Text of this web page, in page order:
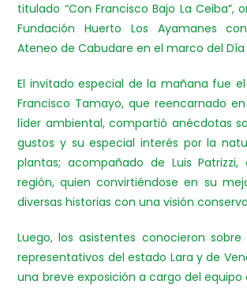
titulado “Con Francisco Bajo La Ceiba”,
Fundación Huerto Los Ayamanes
Ateneo de Cabudare en el marco del Día
El invitado especial de la mañana fue
Francisco Tamayo, que reencarnado
líder ambiental, compartió anécdotas
gustos y su especial interés por la
plantas; acompañado de Luis
región, quien convirtiéndose en su
diversas historias con una visión
Luego, los asistentes conocieron sobre
representativos del estado Lara y de
una breve exposición a cargo del equipo